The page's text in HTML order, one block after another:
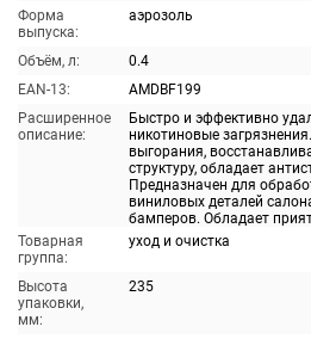
Форма
выпуска:
аэрозоль
Объём, л:
0.4
EAN-13:
AMDBF199
Расширенное
описание:
Быстро и эффективно
никотиновые
выгорания,
структуру, обладает
Предназначен для
виниловых деталей
бамперов. Обладает
Товарная
группа:
уход и очистка
Высота
упаковки,
мм:
235